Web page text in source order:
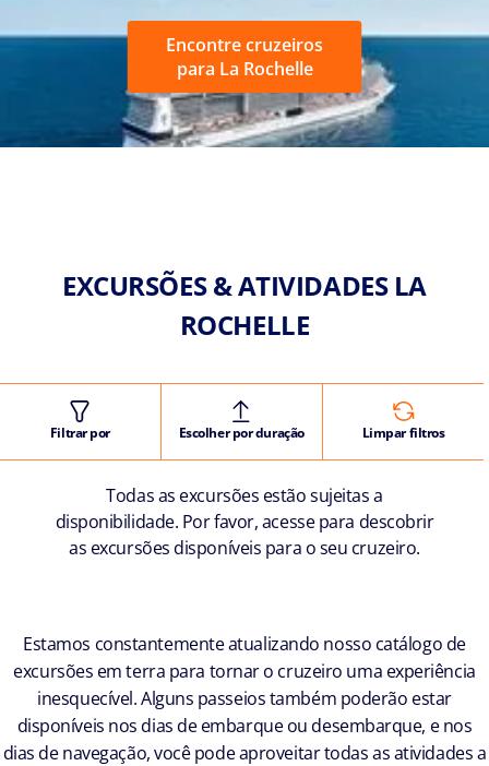
Encontre cruzeiros
para La Rochelle
EXCURSÕES & ATIVIDADES LA
ROCHELLE
Filtrar por Escolher por duração Limpar filtros
Todas as excursões estão sujeitas a
disponibilidade. Por favor, acesse para descobrir
as excursões disponíveis para o seu cruzeiro.
Estamos constantemente atualizando nosso catálogo de
excursões em terra para tornar o cruzeiro uma experiência
inesquecível. Alguns passeios também poderão estar
disponíveis nos dias de embarque ou desembarque, e nos
dias de navegação, você pode aproveitar todas as atividades a